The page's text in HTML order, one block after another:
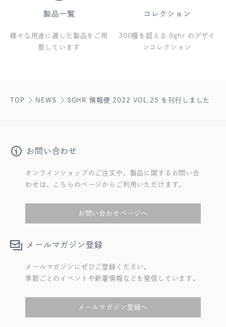
様々な用途に適した製品をご用
意しています
300種を超える Sghr のデザイ
ンコレクション
TOP NEWS SGHR 情報便 2022 VOL.25 を刊行しました
お問い合わせ
オンラインショップのご注文や、製品に関するお問い合
わせは、こちらのページからご利用いただけます。
お問い合わせページへ
メールマガジン登録
メールマガジンにぜひご登録ください。
季節ごとのイベントや新着情報などを発信しています。
メールマガジン登録へ